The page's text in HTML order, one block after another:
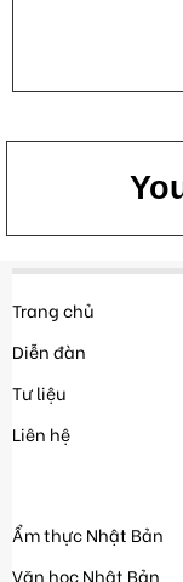
Trang chủ
Diễn đàn
Tư liệu
Liên hệ
Ẩm thực Nhật Bản
Văn học Nhật Bản